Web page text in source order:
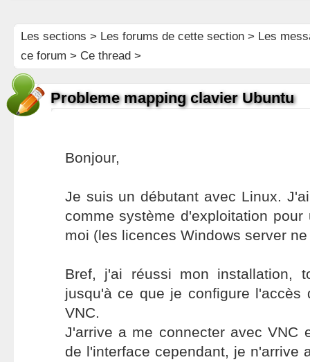
Les sections > Les forums de cette section> Les
ce forum > Ce thread >
Probleme mapping clavier Ubuntu
Bonjour,
Je suis un débutant avec Linux.
comme système d'exploitation
moi (les licences Windows server
Bref, j'ai réussi mon installation,
jusqu'à ce que je configure l'accès
VNC.
J'arrive a me connecter avec VNC
de l'interface cependant, je n'arrive